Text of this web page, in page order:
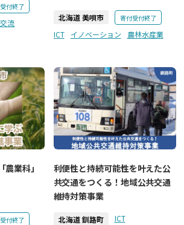
付終了
流
北海道 美唄市 寄付受付終了
ICT イノベーション 農林水産業
業科」
付終了
利便性と持続可能性を叶えた公
共交通をつくる！地域公共交通
維持対策事業
北海道 釧路町
ICT